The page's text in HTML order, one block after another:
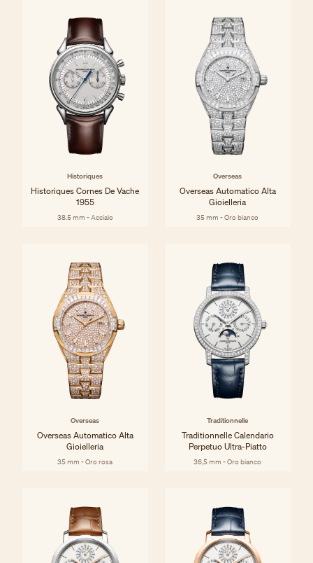
Historiques
Historiques Cornes De Vache
1955
38.5 mm - Acciaio
Overseas
Overseas Automatico Alta
Gioielleria
35 mm - Oro bianco
Overseas
Overseas Automatico Alta
Gioielleria
35 mm - Oro rosa
Traditionnelle
Traditionnelle Calendario
Perpetuo Ultra-Piatto
36,5 mm - Oro bianco